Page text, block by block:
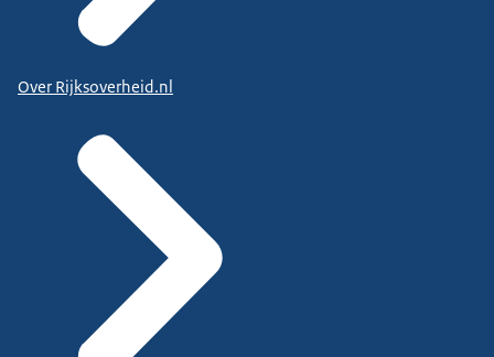
Over Rijksoverheid.nl